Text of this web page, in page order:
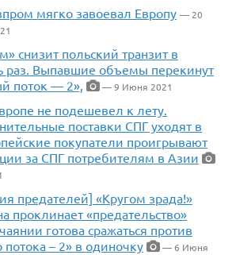
мягко завоевал Европу — 20
снизит польский транзит в
раз. Выпавшие объемы перекинут
поток — 2»,
— 9 Июня 2021
не подешевел к лету.
поставки СПГ уходят в
покупатели проигрывают
за СПГ потребителям в Азии
предателей] «Кругом зрада!»
проклинает «предательство»
готова сражаться против
потока – 2» в одиночку
— 6 Июня